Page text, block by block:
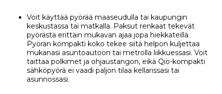
Voit käyttää pyörää maaseudulla tai kaupungin
keskustassa tai matkalla. Paksut renkaat tekevät
pyörästä erittäin mukavan ajaa jopa hiekkateillä.
Pyörän kompakti koko tekee siitä helpon kuljettaa
mukanasi asuntoautoon tai metrolla liikkuessasi. Voit
taittaa polkimet ja ohjaustangon, eikä Qio-kompakti
sähköpyörä ei vaadi paljon tilaa kellarissasi tai
asunnossasi.